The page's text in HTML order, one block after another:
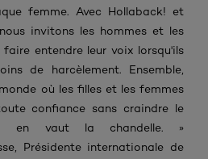
femme. Avec Hollaback! et
invitons les hommes et les
entendre leur voix lorsqu'ils
de harcèlement. Ensemble,
où les filles et les femmes
confiance sans craindre le
en vaut la chandelle. »
Présidente internationale de